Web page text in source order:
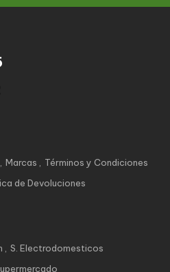
Marcas
Términos y Condiciones
de Devoluciones
S. Electrodomesticos